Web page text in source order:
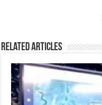
Related Articles